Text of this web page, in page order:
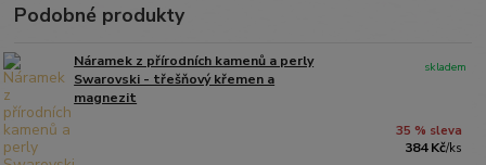
Podobné produkty
Náramek z přírodních kamenů a perly
Swarovski - třešňový křemen a
magnezit
35 % sleva
384 Kč/ks
skladem